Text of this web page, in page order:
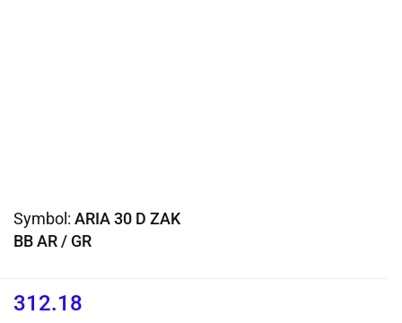
Symbol: ARIA 30 D ZAK
BB AR / GR
312.18